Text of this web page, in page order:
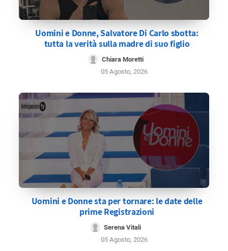
Uomini e Donne, Salvatore Di Carlo sbotta:
tutta la verità sulla madre di suo figlio
Chiara Moretti
05 Agosto, 2026
Uomini e Donne sta per tornare: le date delle
prime Registrazioni
Serena Vitali
05 Agosto, 2026